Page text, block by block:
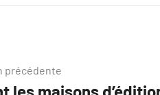
précédente